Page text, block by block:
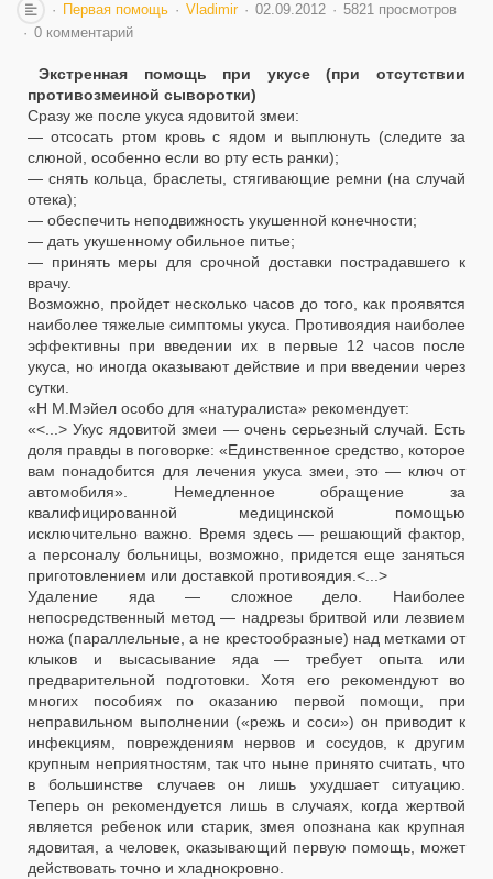
Первая помощь Vladimir 02.09.2012
5821 просмотров
0 комментарий
Экстренная помощь при укусе (при отсутствии
противозмеиной сыворотки)
Сразу же после укуса ядовитой змеи:
— отсосать ртом кровь с ядом и выплюнуть (следите за
слюной, особенно если во рту есть ранки);
— снять кольца, браслеты, стягивающие ремни (на случай
отека);
— обеспечить неподвижность укушенной конечности;
— дать укушенному обильное питье;
— принять меры для срочной доставки пострадавшего к
врачу.
Возможно, пройдет несколько часов до того, как проявятся
наиболее тяжелые симптомы укуса. Противоядия наиболее
эффективны при введении их в первые 12 часов после
укуса, но иногда оказывают действие и при введении через
сутки.
«Н М.Мэйел особо для «натуралиста» рекомендует:
«<...> Укус ядовитой змеи — очень серьезный случай. Есть
доля правды в поговорке: «Единственное средство, которое
вам понадобится для лечения укуса змеи, это — ключ от
автомобиля». Немедленное обращение за
квалифицированной медицинской помощью
исключительно важно. Время здесь — решающий фактор,
а персоналу больницы, возможно, придется еще заняться
приготовлением или доставкой противоядия.<...>
Удаление яда — сложное дело. Наиболее
непосредственный метод — надрезы бритвой или лезвием
ножа (параллельные, а не крестообразные) над метками от
клыков и высасывание яда — требует опыта или
предварительной подготовки. Хотя его рекомендуют во
многих пособиях по оказанию первой помощи, при
неправильном выполнении («режь и соси») он приводит к
инфекциям, повреждениям нервов и сосудов, к другим
крупным неприятностям, так что ныне принято считать, что
в большинстве случаев он лишь ухудшает ситуацию.
Теперь он рекомендуется лишь в случаях, когда жертвой
является ребенок или старик, змея опознана как крупная
ядовитая, а человек, оказывающий первую помощь, может
действовать точно и хладнокровно.